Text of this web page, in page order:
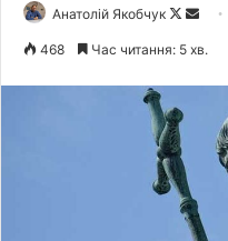
Анатолій Якобчук
F
o
n
X a
468 Час читання: 5 хв.